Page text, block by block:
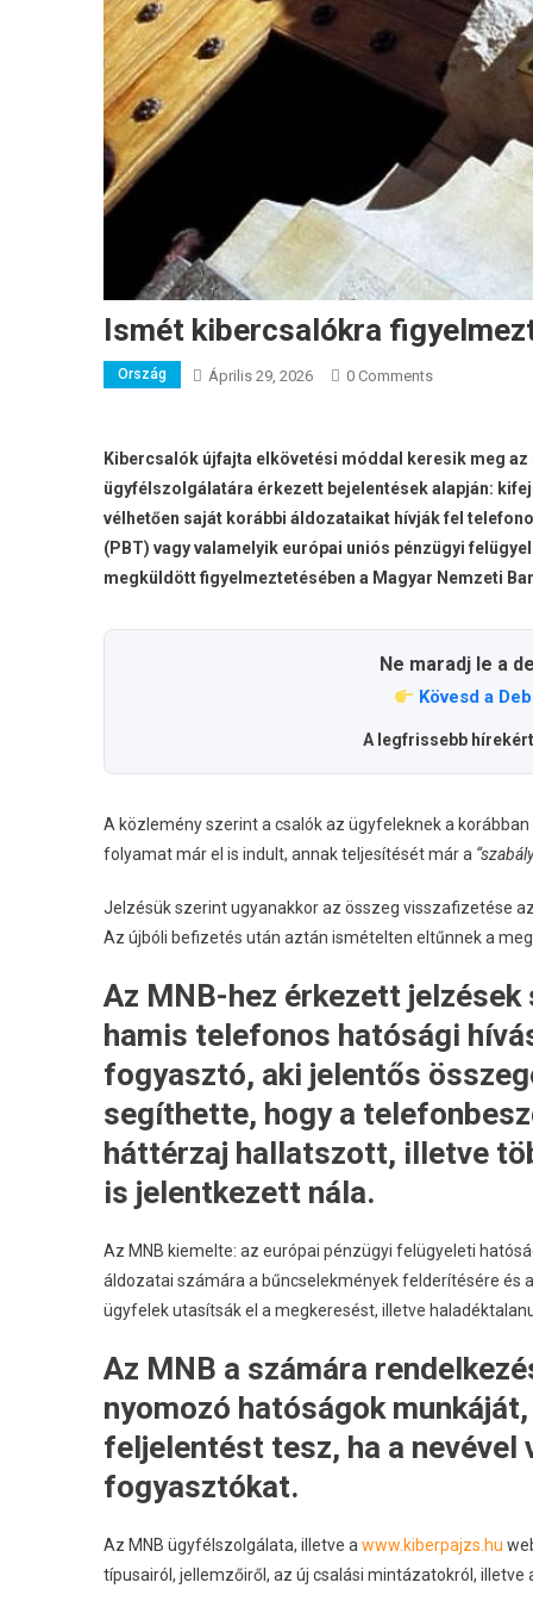
Ismét kibercsalókra
Ország Április 29, 2026 0 Comments
Kibercsalók újfajta elkövetési móddal keresik meg
ügyfélszolgálatára érkezett bejelentések alapján:
vélhetően saját korábbi áldozataikat hívják fel
(PBT) vagy valamelyik európai uniós pénzügyi
megküldött figyelmeztetésében a Magyar Nemzeti
Ne maradj le a
Kövesd a
A legfrissebb
A közlemény szerint a csalók az ügyfeleknek a
folyamat már el is indult, annak teljesítését már a
Jelzésük szerint ugyanakkor az összeg visszafizetése
Az újbóli befizetés után aztán ismételten eltűnnek a
Az MNB-hez érkezett
hamis telefonos hatósági
fogyasztó, aki jelentős
segíthette, hogy a
háttérzaj hallatszott, illetve
is jelentkezett nála.
Az MNB kiemelte: az európai pénzügyi felügyeleti
áldozatai számára a bűncselekmények felderítésére
ügyfelek utasítsák el a megkeresést, illetve
Az MNB a számára
nyomozó hatóságok
feljelentést tesz, ha a nevével
fogyasztókat.
Az MNB ügyfélszolgálata, illetve awww.kiberpajzs.hu
típusairól, jellemzőiről, az új csalási mintázatokról,